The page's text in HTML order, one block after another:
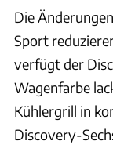
Die
Sport
verfügt der
Wagenfarbe
Kühlergrill in
Discovery-